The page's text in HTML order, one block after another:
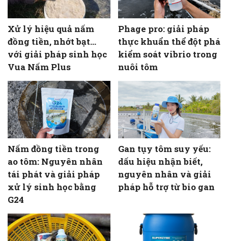
Xử lý hiệu quả nấm
đồng tiền, nhớt bạt…
với giải pháp sinh học
Vua Nấm Plus
Phage pro: giải pháp
thực khuẩn thể đột phá
kiểm soát vibrio trong
nuôi tôm
Nấm đồng tiền trong
ao tôm: Nguyên nhân
tái phát và giải pháp
xử lý sinh học bằng
G24
Gan tụy tôm suy yếu:
dấu hiệu nhận biết,
nguyên nhân và giải
pháp hỗ trợ từ bio gan